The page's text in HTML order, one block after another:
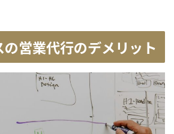
の営業代行のデメリット